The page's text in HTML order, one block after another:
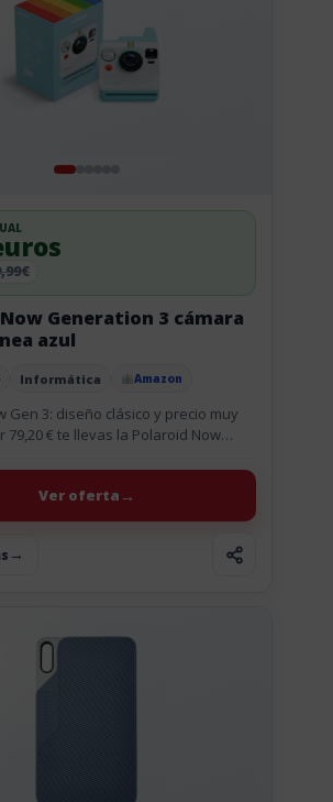
Informática Amazon
Generation 3 cámara
azul
Gen 3: diseño clásico y precio muy
79,20 € te llevas la Polaroid Now
Ver oferta